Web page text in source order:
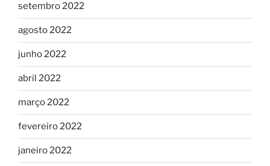
setembro 2022
agosto 2022
junho 2022
abril 2022
março 2022
fevereiro 2022
janeiro 2022